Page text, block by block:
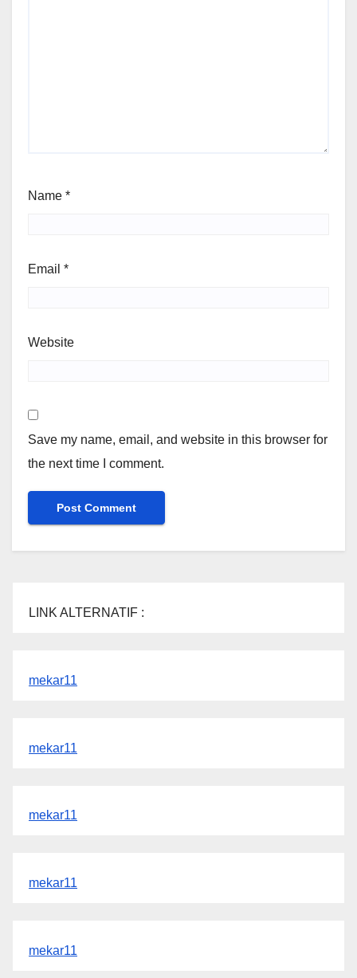
Name *
Email *
Website
Save my name, email, and website in this browser for
the next time I comment.
LINK ALTERNATIF :
mekar11
mekar11
mekar11
mekar11
mekar11